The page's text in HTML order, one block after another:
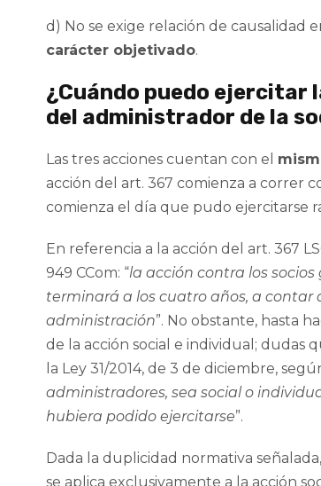
d) No se exige relación de causalidad
carácter objetivado.
¿Cuándo puedo ejercitar
del administrador de la
Las tres acciones cuentan con el
acción del art. 367 comienza a correr
comienza el día que pudo ejercitarse
En referencia a la acción del art. 367
949 CCom: “la acción contra los
terminará a los cuatro años, a contar
administración”. No obstante, hasta
de la acción social e individual; dudas
la Ley 31/2014, de 3 de diciembre,
administradores, sea social o
hubiera podido ejercitarse”.
Dada la duplicidad normativa
se aplica exclusivamente a la acción